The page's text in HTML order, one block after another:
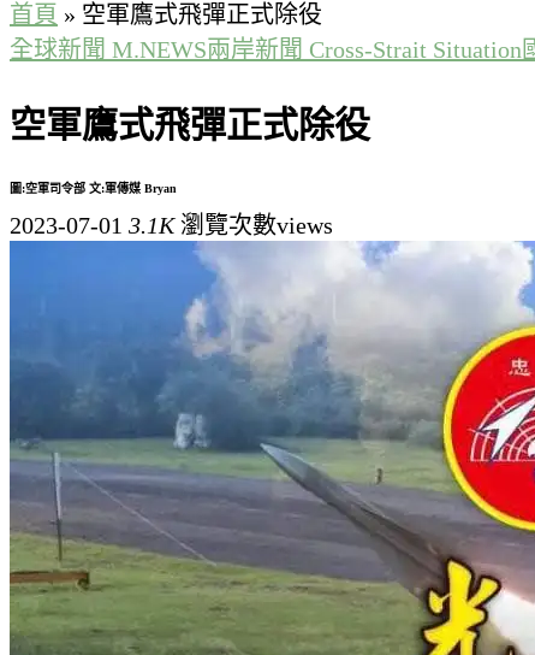
首頁 » 空軍鷹式飛彈正式除役
全球新聞 M.NEWS兩岸新聞 Cross-Strait Situation
空軍鷹式飛彈正式除役
圖:空軍司令部 文:軍傳媒 Bryan
2023-07-01 3.1K瀏覽次數views